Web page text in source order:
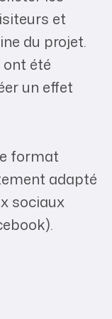
et
du projet.
été
un effet
format
adapté
sociaux